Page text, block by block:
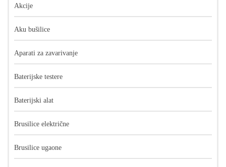
Akcije
Aku bušilice
Aparati za zavarivanje
Baterijske testere
Baterijski alat
Brusilice električne
Brusilice ugaone